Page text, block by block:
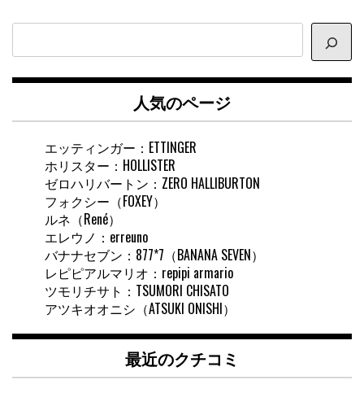
サ
内
索
人気のページ
エッティンガー：ETTINGER
ホリスター：HOLLISTER
ゼロハリバートン：ZERO HALLIBURTON
フォクシー（FOXEY）
ルネ（René）
エレウノ：erreuno
バナナセブン：877*7（BANANA SEVEN）
レピピアルマリオ：repipi armario
ツモリチサト：TSUMORI CHISATO
アツキオオニシ（ATSUKI ONISHI）
最近のクチコミ